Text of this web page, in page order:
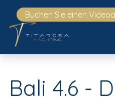
Buchen Sie einen
Bali 4.6 -